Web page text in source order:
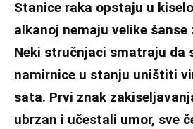
Stanice raka opstaju u
alkanoj nemaju velike šanse
Neki stručnjaci smatraju da
namirnice u stanju uništiti
sata. Prvi znak
ubrzan i učestali umor, sve